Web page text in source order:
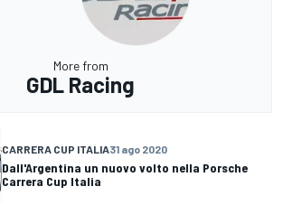
More from
GDL Racing
CARRERA CUP ITALIA31 ago 2020
Dall'Argentina un nuovo volto nella Porsche
Carrera Cup Italia